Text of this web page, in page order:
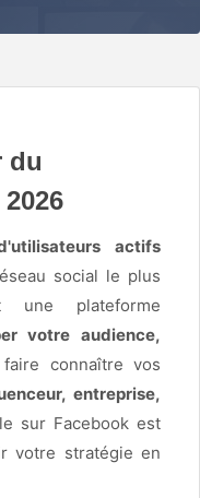
du
actifs
social le plus
une plateforme
votre audience,
connaître vos
entreprise,
sur Facebook est
votre stratégie en